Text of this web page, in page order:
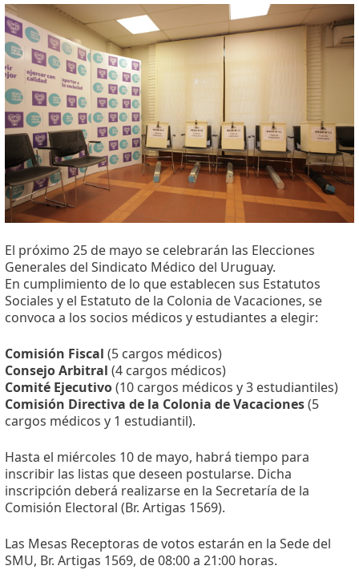
El próximo 25 de mayo se celebrarán las Elecciones
Generales del Sindicato Médico del Uruguay.
En cumplimiento de lo que establecen sus Estatutos
Sociales y el Estatuto de la Colonia de Vacaciones, se
convoca a los socios médicos y estudiantes a elegir:
Comisión Fiscal (5 cargos médicos)
Consejo Arbitral (4 cargos médicos)
Comité Ejecutivo(10 cargos médicos y 3 estudiantiles)
Comisión Directiva de la Colonia de Vacaciones(5
cargos médicos y 1 estudiantil).
Hasta el miércoles 10 de mayo, habrá tiempo para
inscribir las listas que deseen postularse. Dicha
inscripción deberá realizarse en la Secretaría de la
Comisión Electoral (Br. Artigas 1569).
Las Mesas Receptoras de votos estarán en la Sede del
SMU, Br. Artigas 1569, de 08:00 a 21:00 horas.